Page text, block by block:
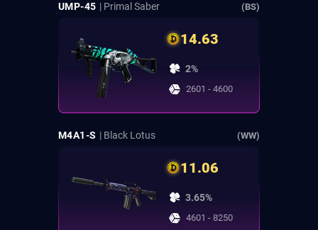
UMP-45 | Primal Saber (BS)
14.63
2%
2601 - 4600
M4A1-S | Black Lotus (WW)
11.06
3.65%
4601 - 8250